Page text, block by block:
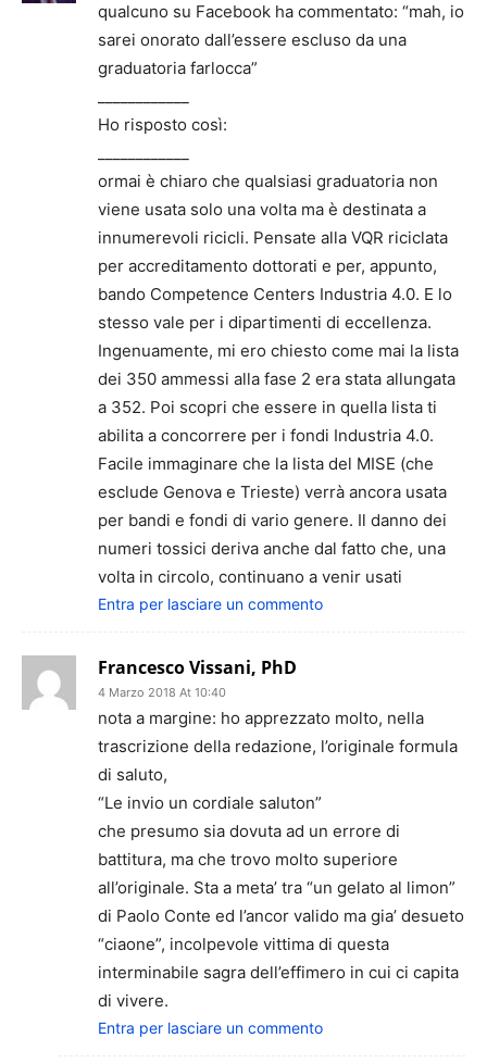
qualcuno su Facebook ha commentato: “mah, io
sarei onorato dall’essere escluso da una
graduatoria farlocca”
Ho risposto così:
ormai è chiaro che qualsiasi graduatoria non
viene usata solo una volta ma è destinata a
innumerevoli ricicli. Pensate alla VQR riciclata
per accreditamento dottorati e per, appunto,
bando Competence Centers Industria 4.0. E lo
stesso vale per i dipartimenti di eccellenza.
Ingenuamente, mi ero chiesto come mai la lista
dei 350 ammessi alla fase 2 era stata allungata
a 352. Poi scopri che essere in quella lista ti
abilita a concorrere per i fondi Industria 4.0.
Facile immaginare che la lista del MISE (che
esclude Genova e Trieste) verrà ancora usata
per bandi e fondi di vario genere. Il danno dei
numeri tossici deriva anche dal fatto che, una
volta in circolo, continuano a venir usati
Entra per lasciare un commento
Francesco Vissani, PhD
4 Marzo 2018 At 10:40
nota a margine: ho apprezzato molto, nella
trascrizione della redazione, l’originale formula
di saluto,
“Le invio un cordiale saluton”
che presumo sia dovuta ad un errore di
battitura, ma che trovo molto superiore
all’originale. Sta a meta’ tra “un gelato al limon”
di Paolo Conte ed l’ancor valido ma gia’ desueto
“ciaone”, incolpevole vittima di questa
interminabile sagra dell’effimero in cui ci capita
di vivere.
Entra per lasciare un commento